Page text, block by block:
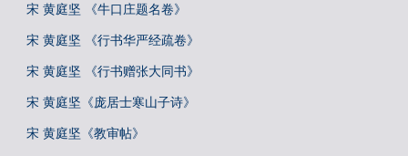
宋 黄庭坚 《牛口庄题名卷》
宋 黄庭坚 《行书华严经疏卷》
宋 黄庭坚 《行书赠张大同书》
宋 黄庭坚《庞居士寒山子诗》
宋 黄庭坚《教审帖》